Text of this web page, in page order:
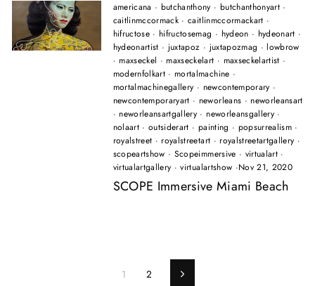
americana · butchanthony · butchanthonyart·
caitlinmccormack ·caitlinmccormackart ·
hifructose · hifructosemag · hydeon · hydeonart ·
hydeonartist · juxtapoz · juxtapozmag · lowbrow
· maxseckel · maxseckelart · maxseckelartist ·
modernfolkart · mortalmachine ·
mortalmachinegallery · newcontemporary ·
newcontemporaryart · neworleans · neworleansart
· neworleansartgallery · neworleansgallery·
nolaart ·outsiderart · painting · popsurrealism ·
royalstreet · royalstreetart · royalstreetartgallery ·
scopeartshow · Scopeimmersive · virtualart·
virtualartgallery ·virtualartshow ·Nov 21, 2020
SCOPE Immersive Miami Beach
1 2 Next